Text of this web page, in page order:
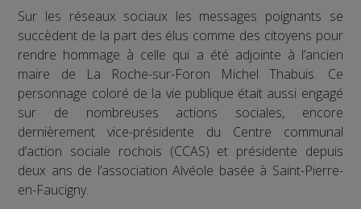
Sur les réseaux sociaux les messages poignants se
succèdent de la part des élus comme des citoyens pour
rendre hommage à celle qui a été adjointe à l’ancien
maire de La Roche-sur-Foron Michel Thabuis. Ce
personnage coloré de la vie publique était aussi engagé
sur de nombreuses actions sociales, encore
dernièrement vice-présidente du Centre communal
d’action sociale rochois (CCAS) et présidente depuis
deux ans de l’association Alvéole basée à Saint-Pierre-
en-Faucigny.